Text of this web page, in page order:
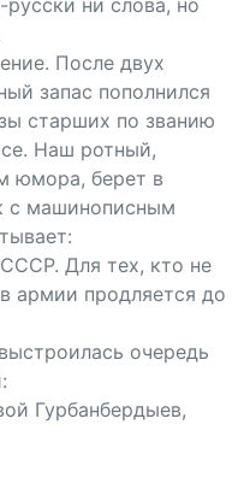
ни слова, но
После двух
запас пополнился
старших по званию
Наш ротный,
юмора, берет в
с машинописным
Для тех, кто не
армии продляется до
очередь
Гурбанбердыев,